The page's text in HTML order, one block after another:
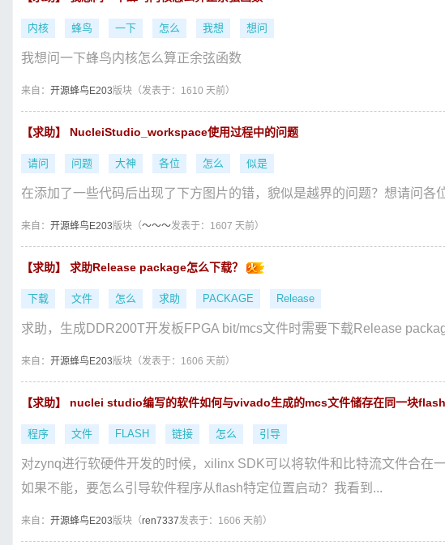
内核 蜂鸟 一下 怎么 我想 想问
我想问一下蜂鸟内核怎么算正余弦函数
来自： 开源蜂鸟E203版块（发表于：1610 天前）
【求助】 NucleiStudio_workspace使用过程中的问题
请问 问题 大神 各位 怎么 似是
在添加了一些代码后出现了下方图片的错，貌似是越界的问题？想请问各
来自： 开源蜂鸟E203版块（～～～发表于：1607 天前）
【求助】 求助Release package怎么下载？
下载 文件 怎么 求助 PACKAGE Release
求助，生成DDR200T开发板FPGA bit/mcs文件时需要下载Release
来自： 开源蜂鸟E203版块（发表于：1606 天前）
【求助】 nuclei studio编写的软件如何与vivado生成的mcs文件储存在同一块flash
程序 文件 FLASH 链接 怎么 引导
对zynq进行软硬件开发的时候，xilinx SDK可以将软件和比特流文件合在
如果不能，要怎么引导软件程序从flash特定位置启动？我看到...
来自： 开源蜂鸟E203版块（ren7337发表于：1606 天前）